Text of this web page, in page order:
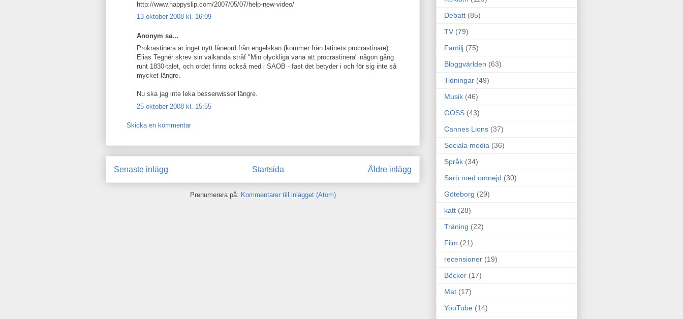
http://www.happyslip.com/2007/05/07/help-new-video/
13 oktober 2008 kl. 16:09
Anonym sa...
Prokrastinera är inget nytt låneord från engelskan (kommer från latinets procrastinare).
Elias Tegnér skrev sin välkända stråf "Min olyckliga vana att procrastinera" någon gång
runt 1830-talet, och ordet finns också med i SAOB - fast det betyder i och för sig inte så
mycket längre.
Nu ska jag inte leka besserwisser längre.
25 oktober 2008 kl. 15:55
Skicka en kommentar
Senaste inlägg Äldre inlägg
Startsida
Prenumerera på: Kommentarer till inlägget (Atom)
Debatt (85)
TV (79)
Familj (75)
Bloggvärlden (63)
Tidningar (49)
Musik (46)
GOSS (43)
Cannes Lions (37)
Sociala media (36)
Språk (34)
Särö med omnejd (30)
Göteborg (29)
katt (28)
Träning (22)
Film (21)
recensioner (19)
Böcker (17)
Mat (17)
YouTube (14)